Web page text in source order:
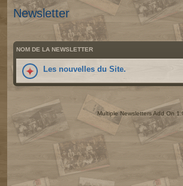
Newsletter
NOM DE LA NEWSLETTER
Les nouvelles du Site.
Multiple Newsletters Add On